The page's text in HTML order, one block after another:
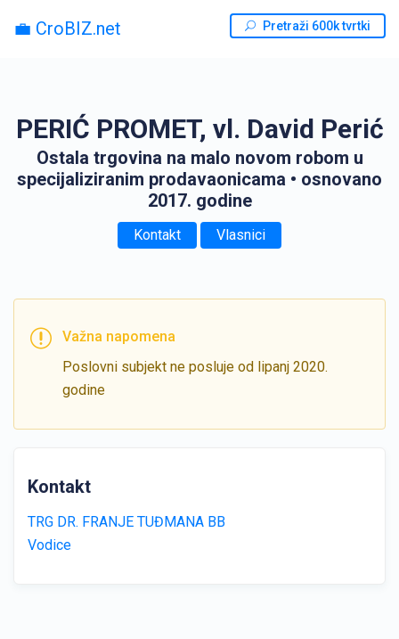
💼 CroBIZ.net Pretraži 600k tvrtki
PERIĆ PROMET, vl. David Perić
Ostala trgovina na malo novom robom u
specijaliziranim prodavaonicama • osnovano
2017. godine
Kontakt Vlasnici
Važna napomena
Poslovni subjekt ne posluje od lipanj 2020.
godine
Kontakt
TRG DR. FRANJE TUĐMANA BB
Vodice